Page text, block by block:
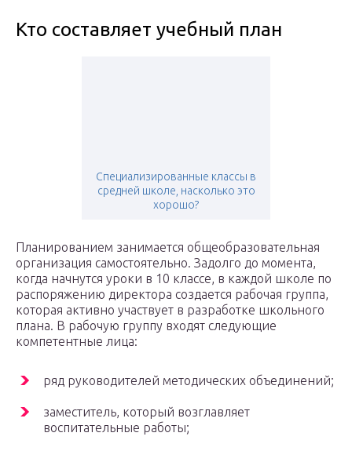
Кто составляет учебный план
Специализированные классы в
средней школе, насколько это
хорошо?
Планированием занимается общеобразовательная
организация самостоятельно. Задолго до момента,
когда начнутся уроки в 10 классе, в каждой школе по
распоряжению директора создается рабочая группа,
которая активно участвует в разработке школьного
плана. В рабочую группу входят следующие
компетентные лица:
ряд руководителей методических объединений;
заместитель, который возглавляет
воспитательные работы;